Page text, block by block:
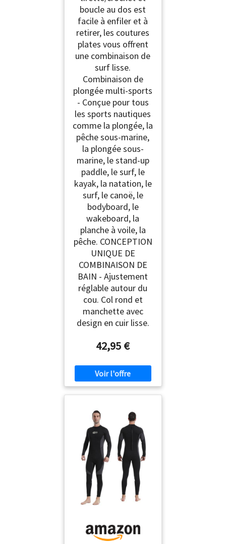
boucle au dos est
facile à enfiler et à
retirer, les coutures
plates vous offrent
une combinaison de
surf lisse.
Combinaison de
plongée multi-sports
- Conçue pour tous
les sports nautiques
comme la plongée, la
pêche sous-marine,
la plongée sous-
marine, le stand-up
paddle, le surf, le
kayak, la natation, le
surf, le canoë, le
bodyboard, le
wakeboard, la
planche à voile, la
pêche. CONCEPTION
UNIQUE DE
COMBINAISON DE
BAIN - Ajustement
réglable autour du
cou. Col rond et
manchette avec
design en cuir lisse.
42,95 €